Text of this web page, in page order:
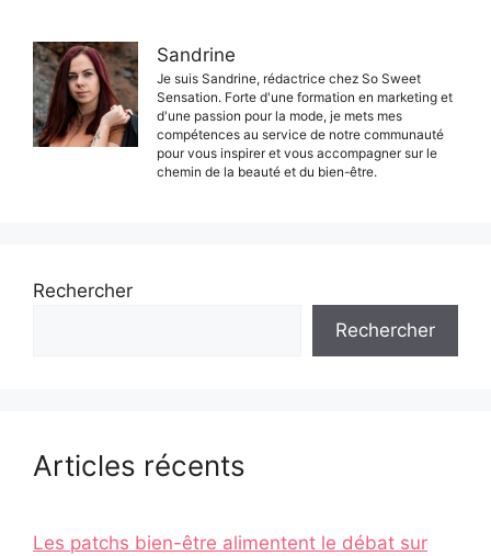
Sandrine
Je suis Sandrine, rédactrice chez So Sweet
Sensation. Forte d'une formation en marketing et
d'une passion pour la mode, je mets mes
compétences au service de notre communauté
pour vous inspirer et vous accompagner sur le
chemin de la beauté et du bien-être.
Rechercher
Rechercher
Articles récents
Les patchs bien-être alimentent le débat sur